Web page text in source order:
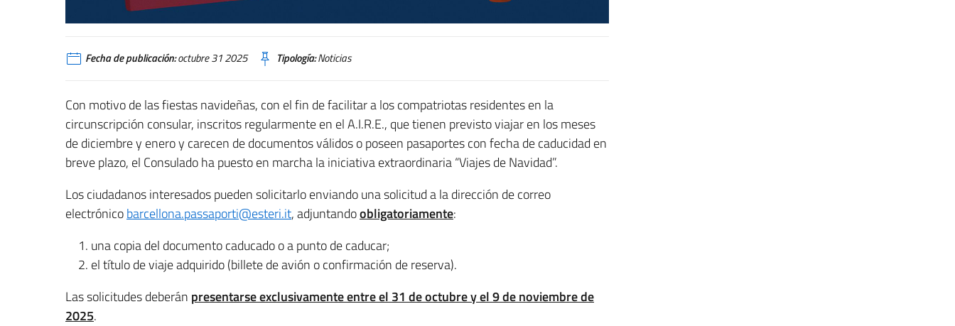
Fecha de publicación:octubre 31 2025 Tipología:Noticias
Con motivo de las fiestas navideñas, con el fin de facilitar a los compatriotas residentes en la
circunscripción consular, inscritos regularmente en el A.I.R.E., que tienen previsto viajar en los meses
de diciembre y enero y carecen de documentos válidos o poseen pasaportes con fecha de caducidad en
breve plazo, el Consulado ha puesto en marcha la iniciativa extraordinaria “Viajes de Navidad”.
Los ciudadanos interesados pueden solicitarlo enviando una solicitud a la dirección de correo
electrónicobarcellona.passaporti@esteri.it, adjuntandoobligatoriamente:
una copia del documento caducado o a punto de caducar;
el título de viaje adquirido (billete de avión o confirmación de reserva).
Las solicitudes deberán presentarse exclusivamente entre el 31 de octubre y el 9 de noviembre de
2025.